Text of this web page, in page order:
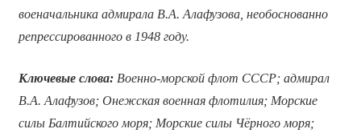
военачальника адмирала В.А. Алафузова, необоснованно
репрессированного в 1948 году.
Ключевые слова:Военно-морской флот СССР; адмирал
В.А. Алафузов; Онежская военная флотилия; Морские
силы Балтийского моря; Морские силы Чёрного моря;